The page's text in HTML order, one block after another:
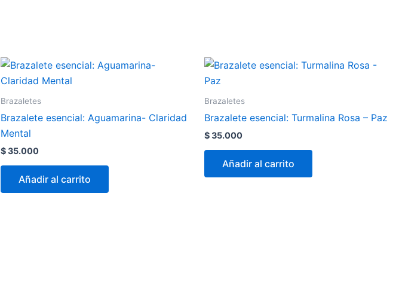
Brazaletes
Brazalete esencial: Aguamarina- Claridad
Mental
$35.000
Añadir al carrito
Brazaletes
Brazalete esencial: Turmalina Rosa – Paz
$35.000
Añadir al carrito